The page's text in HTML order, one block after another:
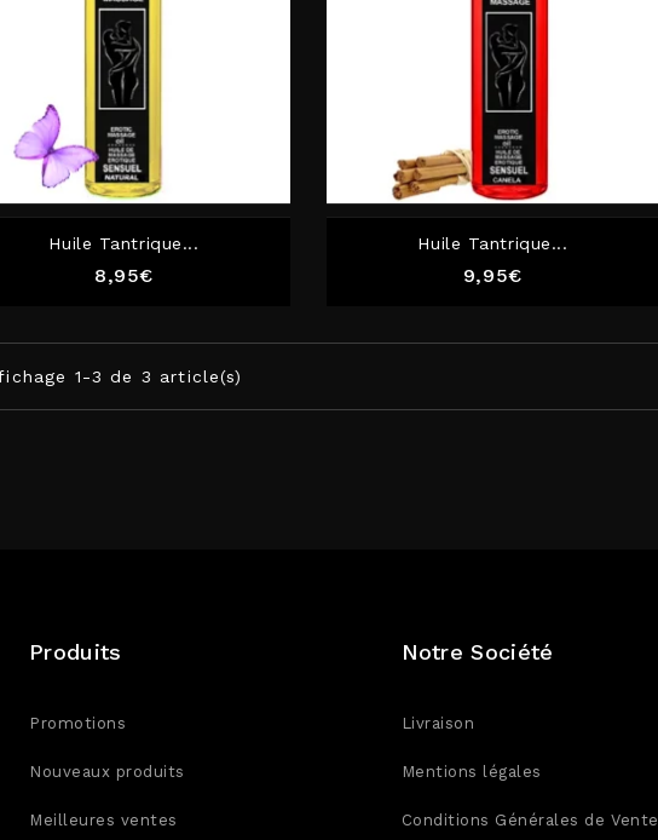
Huile Tantrique...
8,95€
Huile Tantrique...
9,95€
1-3 de 3 article(s)
Produits
Promotions
Nouveaux produits
Meilleures ventes
Notre Société
Livraison
Mentions légales
Conditions Générales de Vente